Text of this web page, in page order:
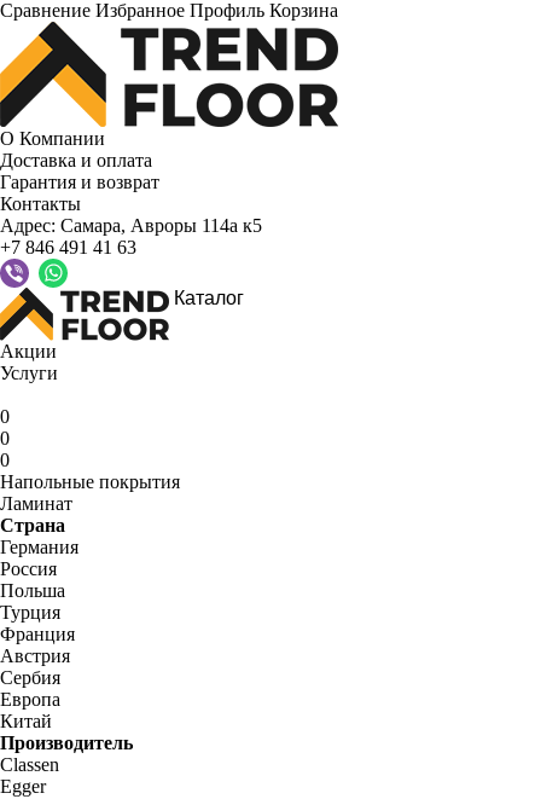
Сравнение Избранное Профиль Корзина
О Компании
Доставка и оплата
Гарантия и возврат
Контакты
Адрес: Самара, Авроры 114а к5
+7 846 491 41 63
Каталог
Акции
Услуги
0
0
0
Напольные покрытия
Ламинат
Страна
Германия
Россия
Польша
Турция
Франция
Австрия
Сербия
Европа
Китай
Производитель
Classen
Egger